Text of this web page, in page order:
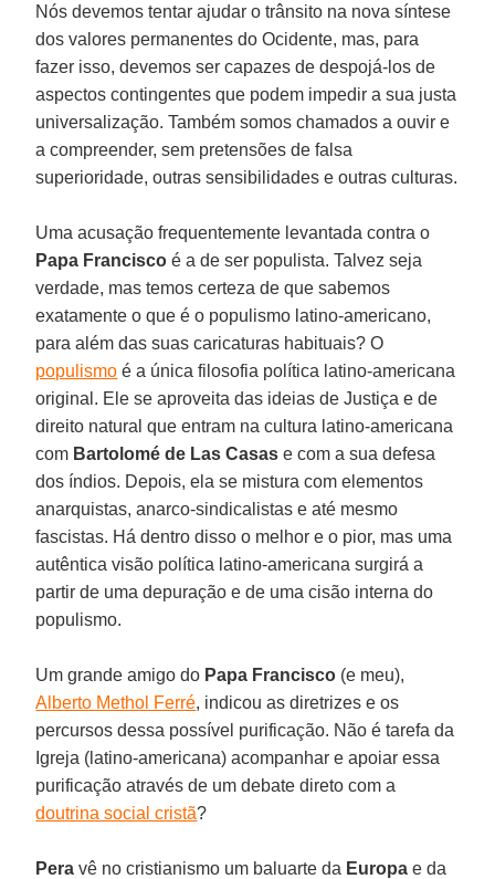
Nós devemos tentar ajudar o trânsito na nova síntese
dos valores permanentes do Ocidente, mas, para
fazer isso, devemos ser capazes de despojá-los de
aspectos contingentes que podem impedir a sua justa
universalização. Também somos chamados a ouvir e
a compreender, sem pretensões de falsa
superioridade, outras sensibilidades e outras culturas.
Uma acusação frequentemente levantada contra o
Papa Francisco é a de ser populista. Talvez seja
verdade, mas temos certeza de que sabemos
exatamente o que é o populismo latino-americano,
para além das suas caricaturas habituais? O
populismo é a única filosofia política latino-americana
original. Ele se aproveita das ideias de Justiça e de
direito natural que entram na cultura latino-americana
com Bartolomé de Las Casas e com a sua defesa
dos índios. Depois, ela se mistura com elementos
anarquistas, anarco-sindicalistas e até mesmo
fascistas. Há dentro disso o melhor e o pior, mas uma
autêntica visão política latino-americana surgirá a
partir de uma depuração e de uma cisão interna do
populismo.
Um grande amigo do Papa Francisco (e meu),
Alberto Methol Ferré, indicou as diretrizes e os
percursos dessa possível purificação. Não é tarefa da
Igreja (latino-americana) acompanhar e apoiar essa
purificação através de um debate direto com a
doutrina social cristã?
Pera vê no cristianismo um baluarte da Europa e da